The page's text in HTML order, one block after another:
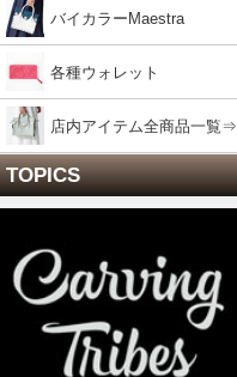
バイカラーMaestra
各種ウォレット
店内アイテム全商品一覧⇒
TOPICS